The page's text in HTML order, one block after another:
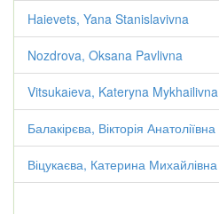
Haievets, Yana Stanislavivna
Nozdrova, Oksana Pavlivna
Vitsukaіeva, Kateryna Mykhailivna
Балакірєва, Вікторія Анатоліївна
Віцукаєва, Катерина Михайлівна